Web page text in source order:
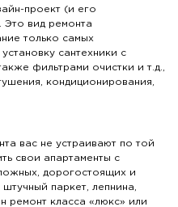
проект (и его
Это вид ремонта
только самых
сантехники с
фильтрами очистки и т.д.,
кондиционирования,
вас не устраивают по той
свои апартаменты с
дорогостоящих и
паркет, лепнина,
ремонт класса «люкс» или